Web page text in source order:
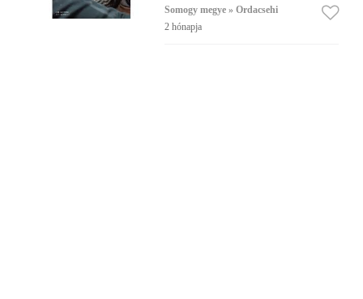
Somogy megye » Ordacsehi
2 hónapja